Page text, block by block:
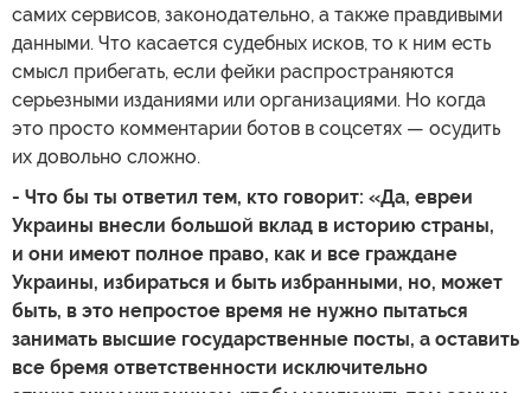
самих сервисов, законодательно, а также правдивыми
данными. Что касается судебных исков, то к ним есть
смысл прибегать, если фейки распространяются
серьезными изданиями или организациями. Но когда
это просто комментарии ботов в соцсетях — осудить
их довольно сложно.
- Что бы ты ответил тем, кто говорит: «Да, евреи
Украины внесли большой вклад в историю страны,
и они имеют полное право, как и все граждане
Украины, избираться и быть избранными, но, может
быть, в это непростое время не нужно пытаться
занимать высшие государственные посты, а оставить
все бремя ответственности исключительно